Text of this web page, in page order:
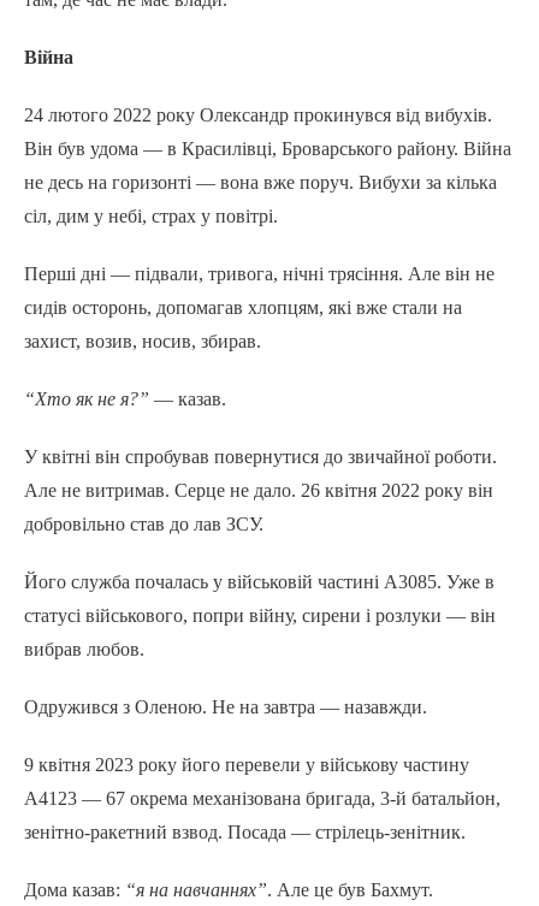
Війна
24 лютого 2022 року Олександр прокинувся від вибухів.
Він був удома — в Красилівці, Броварського району. Війна
не десь на горизонті — вона вже поруч. Вибухи за кілька
сіл, дим у небі, страх у повітрі.
Перші дні — підвали, тривога, нічні трясіння. Але він не
сидів осторонь, допомагав хлопцям, які вже стали на
захист, возив, носив, збирав.
“Хто як не я?” — казав.
У квітні він спробував повернутися до звичайної роботи.
Але не витримав. Серце не дало. 26 квітня 2022 року він
добровільно став до лав ЗСУ.
Його служба почалась у військовій частині А3085. Уже в
статусі військового, попри війну, сирени і розлуки — він
вибрав любов.
Одружився з Оленою. Не на завтра — назавжди.
9 квітня 2023 року його перевели у військову частину
А4123 — 67 окрема механізована бригада, 3-й батальйон,
зенітно-ракетний взвод. Посада — стрілець-зенітник.
Дома казав: “я на навчаннях”. Але це був Бахмут.